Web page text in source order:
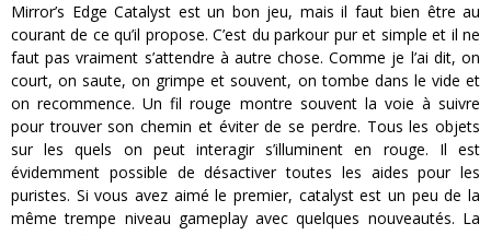
Mirror’s Edge Catalyst est un bon jeu, mais il faut bien être au
courant de ce qu’il propose. C’est du parkour pur et simple et il ne
faut pas vraiment s’attendre à autre chose. Comme je l’ai dit, on
court, on saute, on grimpe et souvent, on tombe dans le vide et
on recommence. Un fil rouge montre souvent la voie à suivre
pour trouver son chemin et éviter de se perdre. Tous les objets
sur les quels on peut interagir s’illuminent en rouge. Il est
évidemment possible de désactiver toutes les aides pour les
puristes. Si vous avez aimé le premier, catalyst est un peu de la
même trempe niveau gameplay avec quelques nouveautés. La